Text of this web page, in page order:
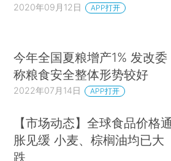
2020年09月12日 APP打开
今年全国夏粮增产1% 发改委
称粮食安全整体形势较好
2022年07月14日 APP打开
【市场动态】全球食品价格通
胀见缓 小麦、棕榈油均已大
跌